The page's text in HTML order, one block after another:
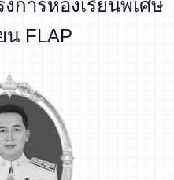
การห้องเรียนพิเศษ
น FLAP